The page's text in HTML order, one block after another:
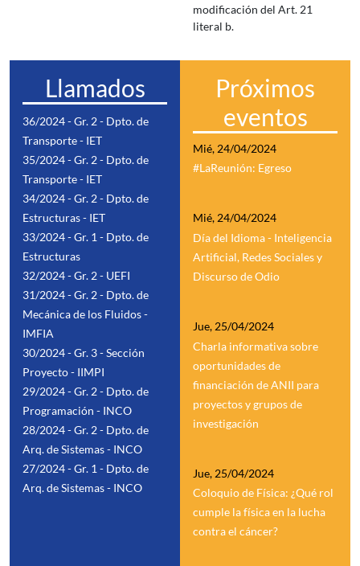
modificación del Art. 21
literal b.
Llamados
36/2024 - Gr. 2 - Dpto. de
Transporte - IET
35/2024 - Gr. 2 - Dpto. de
Transporte - IET
34/2024 - Gr. 2 - Dpto. de
Estructuras - IET
33/2024 - Gr. 1 - Dpto. de
Estructuras
32/2024 - Gr. 2 - UEFI
31/2024 - Gr. 2 - Dpto. de
Mecánica de los Fluidos -
IMFIA
30/2024 - Gr. 3 - Sección
Proyecto - IIMPI
29/2024 - Gr. 2 - Dpto. de
Programación - INCO
28/2024 - Gr. 2 - Dpto. de
Arq. de Sistemas - INCO
27/2024 - Gr. 1 - Dpto. de
Arq. de Sistemas - INCO
Próximos
eventos
Mié, 24/04/2024
#LaReunión: Egreso
Mié, 24/04/2024
Día del Idioma - Inteligencia
Artificial, Redes Sociales y
Discurso de Odio
Jue, 25/04/2024
Charla informativa sobre
oportunidades de
financiación de ANII para
proyectos y grupos de
investigación
Jue, 25/04/2024
Coloquio de Física: ¿Qué rol
cumple la física en la lucha
contra el cáncer?